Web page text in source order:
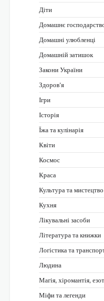
Діти
Домашнє
Домашні улюбленці
Домашній затишок
Закони України
Здоров'я
Ігри
Історія
Їжа та кулінарія
Квіти
Космос
Краса
Культура та мистецтво
Кухня
Лікувальні засоби
Література та книжки
Логістика та
Людина
Магія, хіромантія,
Міфи та легенди